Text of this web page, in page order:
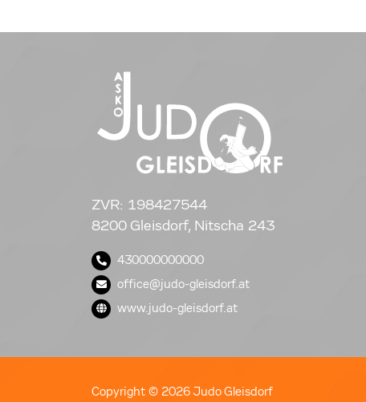
ZVR: 198427544
8200 Gleisdorf, Nitscha 243
430000000000
office@judo-gleisdorf.at
www.judo-gleisdorf.at
Copyright © 2026 Judo Gleisdorf